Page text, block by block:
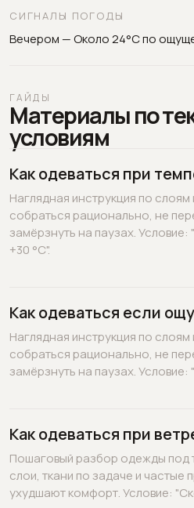
СИГНАЛЫ ПОГОДЫ
Вечером — Около 24°C по
ГАЙДЫ
Материалы по
условиям
Как одеваться при
Наглядная инструкция по
собраться рационально, не
замёрзнуть на паузах.
+30 °C".
Как одеваться если
Наглядная инструкция по
собраться рационально, не
замёрзнуть на паузах. Условие:
Как одеваться при
Пошаговый разбор одежды под
слои, ткани по задаче и частые
ухудшают комфорт. Условие: